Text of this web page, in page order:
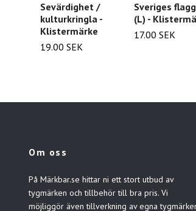
Sevärdighet /
kulturkringla -
Klistermärke
19.00 SEK
Sveriges
(L) -
17.00 SEK
Om oss
På Märkbar.se hittar ni ett stort utbud av
tygmärken och tillbehör till bra pris. Vi
möjliggör även tillverkning av egna